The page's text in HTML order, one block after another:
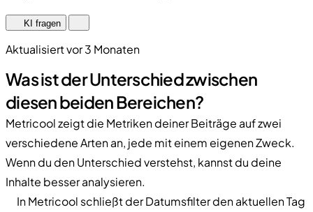
KI fragen
Aktualisiert vor 3 Monaten
Was ist der Unterschied zwischen
diesen beiden Bereichen?
Metricool zeigt die Metriken deiner Beiträge auf zwei
verschiedene Arten an, jede mit einem eigenen Zweck.
Wenn du den Unterschied verstehst, kannst du deine
Inhalte besser analysieren.
In Metricool schließt der Datumsfilter den aktuellen Tag